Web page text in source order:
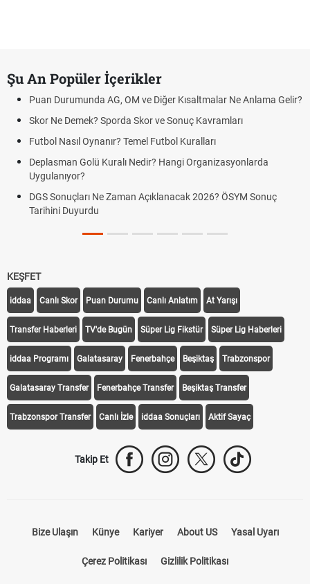
Şu An Popüler İçerikler
Puan Durumunda AG, OM ve Diğer Kısaltmalar Ne Anlama Gelir?
Skor Ne Demek? Sporda Skor ve Sonuç Kavramları
Futbol Nasıl Oynanır? Temel Futbol Kuralları
Deplasman Golü Kuralı Nedir? Hangi Organizasyonlarda
Uygulanıyor?
DGS Sonuçları Ne Zaman Açıklanacak 2026? ÖSYM Sonuç
Tarihini Duyurdu
KEŞFET
iddaa Canlı Skor Puan Durumu Canlı Anlatım At Yarışı
Transfer Haberleri TV'de Bugün Süper Lig Fikstür Süper Lig Haberleri
iddaa Programı Galatasaray Fenerbahçe Beşiktaş Trabzonspor
Galatasaray Transfer Fenerbahçe Transfer Beşiktaş Transfer
Trabzonspor Transfer Canlı İzle iddaa Sonuçları Aktif Sayaç
Takip Et
Bize Ulaşın Künye Kariyer About US Yasal Uyarı
Çerez Politikası Gizlilik Politikası